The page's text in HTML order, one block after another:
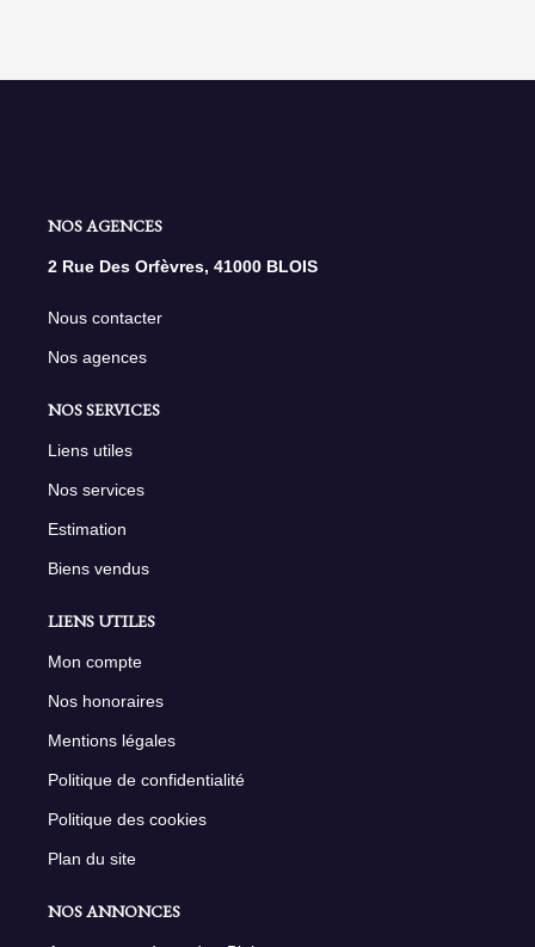
NOS AGENCES
2 Rue Des Orfèvres, 41000 BLOIS
Nous contacter
Nos agences
NOS SERVICES
Liens utiles
Nos services
Estimation
Biens vendus
LIENS UTILES
Mon compte
Nos honoraires
Mentions légales
Politique de confidentialité
Politique des cookies
Plan du site
NOS ANNONCES